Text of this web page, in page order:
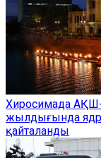
Хиросимада
жылдығында
қайталанды